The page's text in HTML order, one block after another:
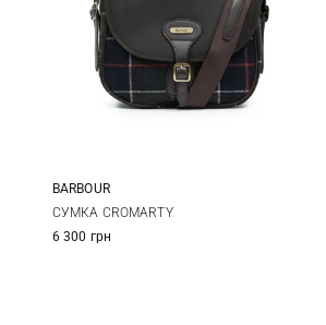
One Size
BARBOUR
СУМКА CROMARTY
6 300 грн